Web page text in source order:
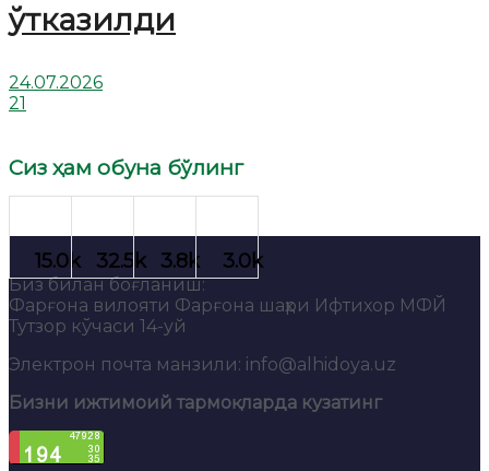
ўтказилди
24.07.2026
21
Сиз ҳам обуна бўлинг
Биз билан боғланиш:
Фарғона вилояти Фарғона шаҳри Ифтихор МФЙ
Тутзор кўчаси 14-уй
Электрон почта манзили: info@alhidoya.uz
Бизни ижтимоий тармоқларда кузатинг